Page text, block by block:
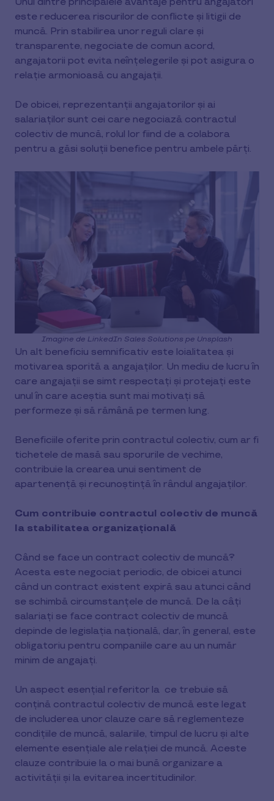
este reducerea riscurilor de conflicte și litigii de
muncă. Prin stabilirea unor reguli clare și
transparente, negociate de comun acord,
angajatorii pot evita neînțelegerile și pot asigura o
relație armonioasă cu angajații.
De obicei, reprezentanții angajatorilor și ai
salariaților sunt cei care negociază contractul
colectiv de muncă, rolul lor fiind de a colabora
pentru a găsi soluții benefice pentru ambele părți.
Imagine de LinkedIn Sales Solutions pe Unsplash
Un alt beneficiu semnificativ este loialitatea și
motivarea sporită a angajaților. Un mediu de lucru în
care angajații se simt respectați și protejați este
unul în care aceștia sunt mai motivați să
performeze și să rămână pe termen lung.
Beneficiile oferite prin contractul colectiv, cum ar fi
tichetele de masă sau sporurile de vechime,
contribuie la crearea unui sentiment de
apartenență și recunoștință în rândul angajaților.
Cum contribuie contractul colectiv de muncă
la stabilitatea organizațională
Când se face un contract colectiv de muncă?
Acesta este negociat periodic, de obicei atunci
când un contract existent expiră sau atunci când
se schimbă circumstanțele de muncă. De la câți
salariați se face contract colectiv de muncă
depinde de legislația națională, dar, în general, este
obligatoriu pentru companiile care au un număr
minim de angajați.
Un aspect esențial referitor la ce trebuie să
conțină contractul colectiv de muncă este legat
de includerea unor clauze care să reglementeze
condițiile de muncă, salariile, timpul de lucru și alte
elemente esențiale ale relației de muncă. Aceste
clauze contribuie la o mai bună organizare a
activității și la evitarea incertitudinilor.